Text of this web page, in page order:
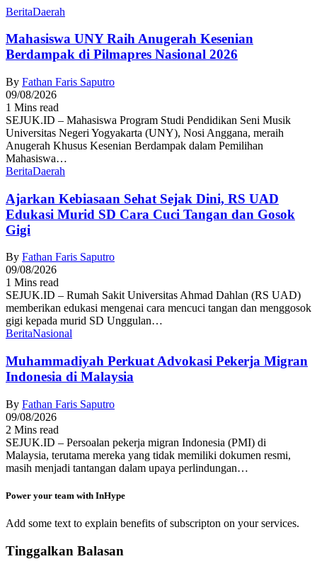
BeritaDaerah
Mahasiswa UNY Raih Anugerah Kesenian
Berdampak di Pilmapres Nasional 2026
By Fathan Faris Saputro
09/08/2026
1 Mins read
SEJUK.ID – Mahasiswa Program Studi Pendidikan Seni Musik
Universitas Negeri Yogyakarta (UNY), Nosi Anggana, meraih
Anugerah Khusus Kesenian Berdampak dalam Pemilihan
Mahasiswa…
BeritaDaerah
Ajarkan Kebiasaan Sehat Sejak Dini, RS UAD
Edukasi Murid SD Cara Cuci Tangan dan Gosok
Gigi
By Fathan Faris Saputro
09/08/2026
1 Mins read
SEJUK.ID – Rumah Sakit Universitas Ahmad Dahlan (RS UAD)
memberikan edukasi mengenai cara mencuci tangan dan menggosok
gigi kepada murid SD Unggulan…
BeritaNasional
Muhammadiyah Perkuat Advokasi Pekerja Migran
Indonesia di Malaysia
By Fathan Faris Saputro
09/08/2026
2 Mins read
SEJUK.ID – Persoalan pekerja migran Indonesia (PMI) di
Malaysia, terutama mereka yang tidak memiliki dokumen resmi,
masih menjadi tantangan dalam upaya perlindungan…
Power your team with InHype
Add some text to explain benefits of subscripton on your services.
Tinggalkan Balasan